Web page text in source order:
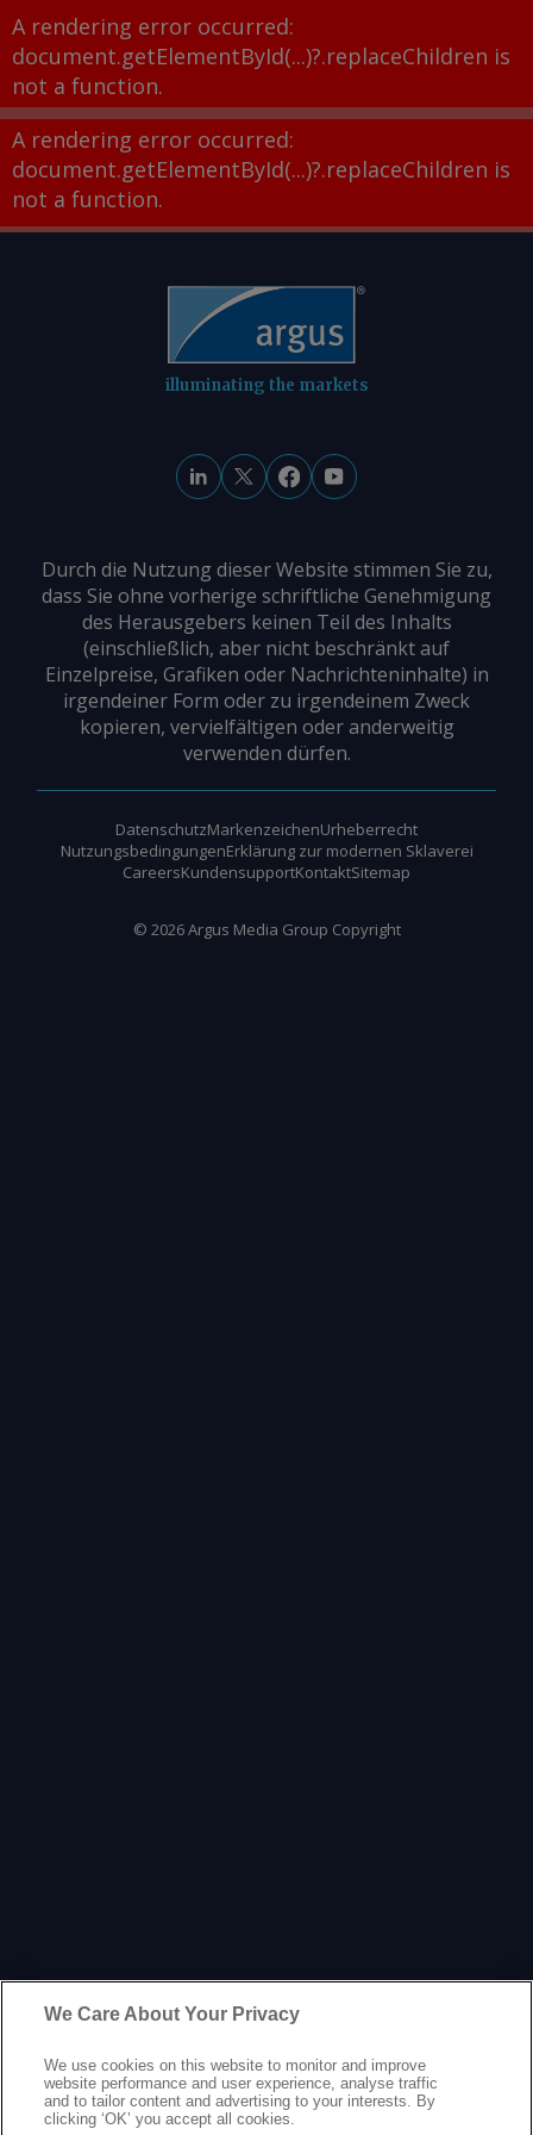
A rendering error occurred:
document.getElementById(...)?.replaceChildren is
not a function.
A rendering error occurred:
document.getElementById(...)?.replaceChildren is
not a function.
illuminating the markets
Durch die Nutzung dieser Website stimmen Sie zu,
dass Sie ohne vorherige schriftliche Genehmigung
des Herausgebers keinen Teil des Inhalts
(einschließlich, aber nicht beschränkt auf
Einzelpreise, Grafiken oder Nachrichteninhalte) in
irgendeiner Form oder zu irgendeinem Zweck
kopieren, vervielfältigen oder anderweitig
verwenden dürfen.
© 2026Argus Media Group Copyright
DatenschutzMarkenzeichenUrheberrecht
NutzungsbedingungenErklärung zur modernen Sklaverei
CareersKundensupportKontaktSitemap
We Care About Your Privacy
We use cookies on this website to monitor and improve
website performance and user experience, analyse traffic
and to tailor content and advertising to your interests. By
clicking ‘OK’ you accept all cookies.